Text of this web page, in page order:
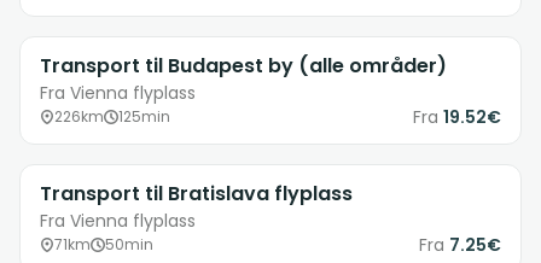
Transport til Budapest by (alle områder)
Fra Vienna flyplass
226km 125min Fra 19.52€
Transport til Bratislava flyplass
Fra Vienna flyplass
71km 50min Fra 7.25€